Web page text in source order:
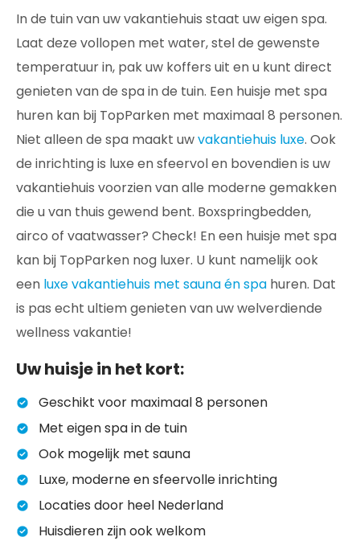
In de tuin van uw vakantiehuis staat uw eigen spa.
Laat deze vollopen met water, stel de gewenste
temperatuur in, pak uw koffers uit en u kunt direct
genieten van de spa in de tuin. Een huisje met spa
huren kan bij TopParken met maximaal 8 personen.
Niet alleen de spa maakt uwvakantiehuis luxe. Ook
de inrichting is luxe en sfeervol en bovendien is uw
vakantiehuis voorzien van alle moderne gemakken
die u van thuis gewend bent. Boxspringbedden,
airco of vaatwasser? Check! En een huisje met spa
kan bij TopParken nog luxer. U kunt namelijk ook
een luxe vakantiehuis met sauna én spa huren. Dat
is pas echt ultiem genieten van uw welverdiende
wellness vakantie!
Uw huisje in het kort:
Geschikt voor maximaal 8 personen
Met eigen spa in de tuin
Ook mogelijk met sauna
Luxe, moderne en sfeervolle inrichting
Locaties door heel Nederland
Huisdieren zijn ook welkom